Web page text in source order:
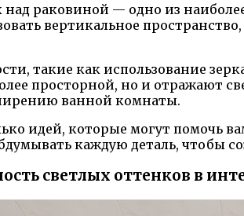
над раковиной — одно из
вертикальное
такие как использование
просторной, но и отражают
ванной комнаты.
идей, которые могут помочь
каждую деталь, чтобы
светлых оттенков в